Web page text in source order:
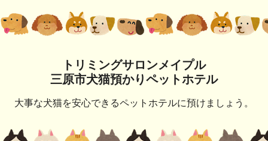
トリミングサロンメイプル
三原市犬猫預かりペットホテル
大事な犬猫を安心できるペットホテルに預けましょう。